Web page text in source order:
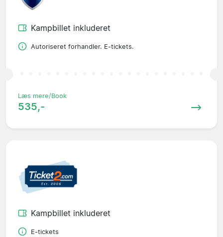
Kampbillet inkluderet
Autoriseret forhandler. E-tickets.
Læs mere/Book
535,-
Kampbillet inkluderet
E-tickets